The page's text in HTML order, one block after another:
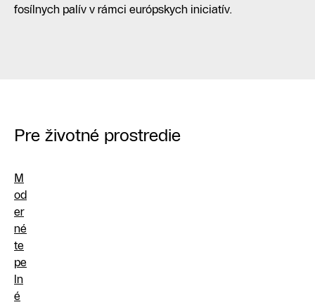
fosílnych palív v rámci európskych iniciatív.
Pre životné prostredie
M
od
er
né
te
pe
ln
é